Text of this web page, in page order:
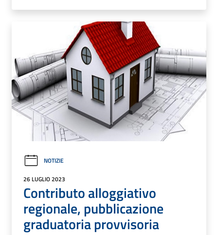
NOTIZIE
26 LUGLIO 2023
Contributo alloggiativo
regionale, pubblicazione
graduatoria provvisoria